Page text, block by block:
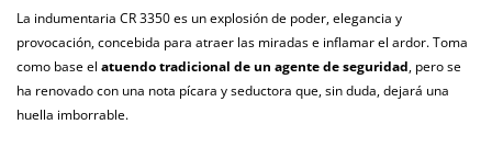
La indumentaria CR 3350 es un explosión de poder, elegancia y
provocación, concebida para atraer las miradas e inflamar el ardor. Toma
como base el atuendo tradicional de un agente de seguridad, pero se
ha renovado con una nota pícara y seductora que, sin duda, dejará una
huella imborrable.